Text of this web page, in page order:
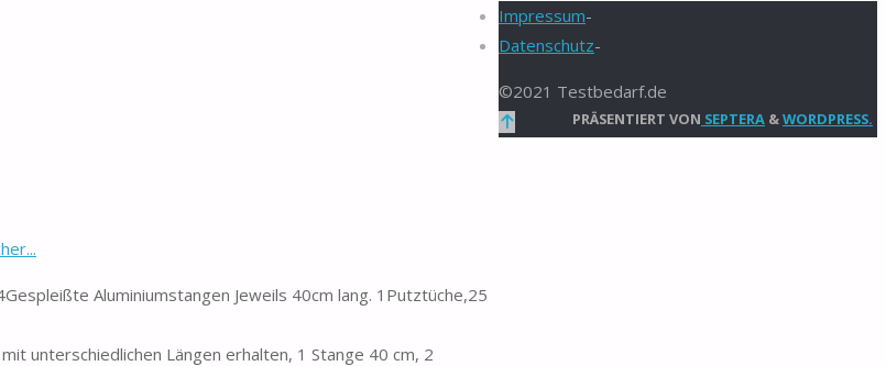
Aluminiumstangen Jeweils 40cm lang. 1Putztüche,25
unterschiedlichen Längen erhalten, 1 Stange 40 cm, 2
Impressum-
Datenschutz-
©2021 Testbedarf.de
PRÄSENTIERT VON SEPTERA &WORDPRESS.
Zurück